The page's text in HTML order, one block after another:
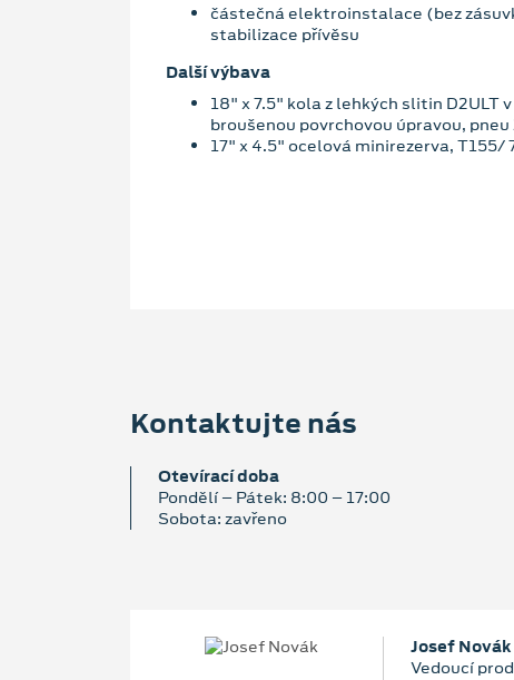
částečná elektroinstalace (bez
stabilizace přívěsu
Další výbava
18" x 7.5" kola z lehkých slitin D2ULT
broušenou povrchovou úpravou,
17" x 4.5" ocelová minirezerva, T155/
Kontaktujte nás
Otevírací doba
Pondělí – Pátek: 8:00 – 17:00
Sobota: zavřeno
Josef Novák
Vedoucí